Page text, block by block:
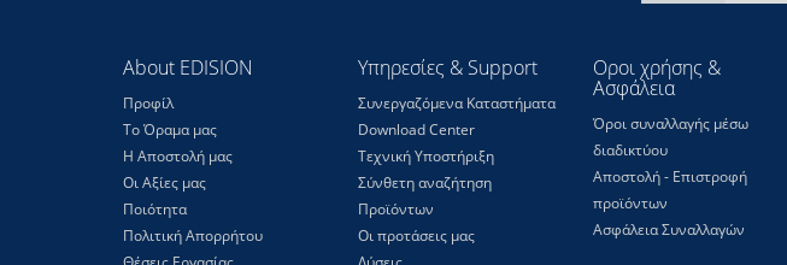
About EDISION
Προφίλ
Το Όραμα μας
Η Αποστολή μας
Οι Αξίες μας
Ποιότητα
Πολιτική Απορρήτου
Υπηρεσίες & Support
Συνεργαζόμενα Καταστήματα
Download Center
Τεχνική Υποστήριξη
Σύνθετη αναζήτηση
Προϊόντων
Οι προτάσεις μας
Οροι χρήσης &
Ασφάλεια
Όροι συναλλαγής μέσω
διαδικτύου
Αποστολή - Επιστροφή
προϊόντων
Ασφάλεια Συναλλαγών